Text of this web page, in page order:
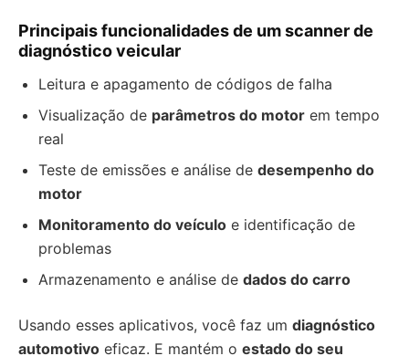
Principais funcionalidades de um scanner de
diagnóstico veicular
Leitura e apagamento de códigos de falha
Visualização de parâmetros do motor em tempo
real
Teste de emissões e análise de desempenho do
motor
Monitoramento do veículo e identificação de
problemas
Armazenamento e análise de dados do carro
Usando esses aplicativos, você faz um diagnóstico
automotivo eficaz. E mantém o estado do seu